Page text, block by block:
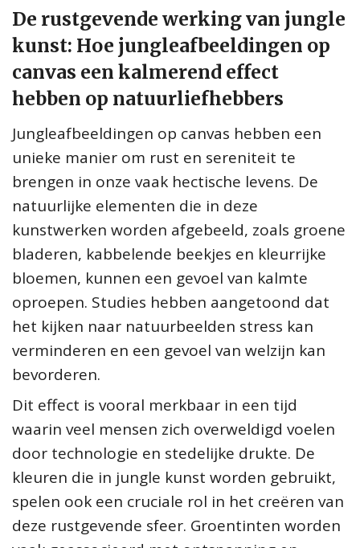
De rustgevende werking van jungle
kunst: Hoe jungleafbeeldingen op
canvas een kalmerend effect
hebben op natuurliefhebbers
Jungleafbeeldingen op canvas hebben een
unieke manier om rust en sereniteit te
brengen in onze vaak hectische levens. De
natuurlijke elementen die in deze
kunstwerken worden afgebeeld, zoals groene
bladeren, kabbelende beekjes en kleurrijke
bloemen, kunnen een gevoel van kalmte
oproepen. Studies hebben aangetoond dat
het kijken naar natuurbeelden stress kan
verminderen en een gevoel van welzijn kan
bevorderen.
Dit effect is vooral merkbaar in een tijd
waarin veel mensen zich overweldigd voelen
door technologie en stedelijke drukte. De
kleuren die in jungle kunst worden gebruikt,
spelen ook een cruciale rol in het creëren van
deze rustgevende sfeer. Groentinten worden